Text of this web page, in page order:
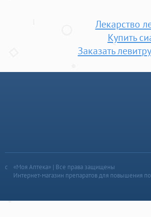
Лекарство
Купить
Заказать
«Моя Аптека» | Все права защищены
Интернет-магазин препаратов для повышения